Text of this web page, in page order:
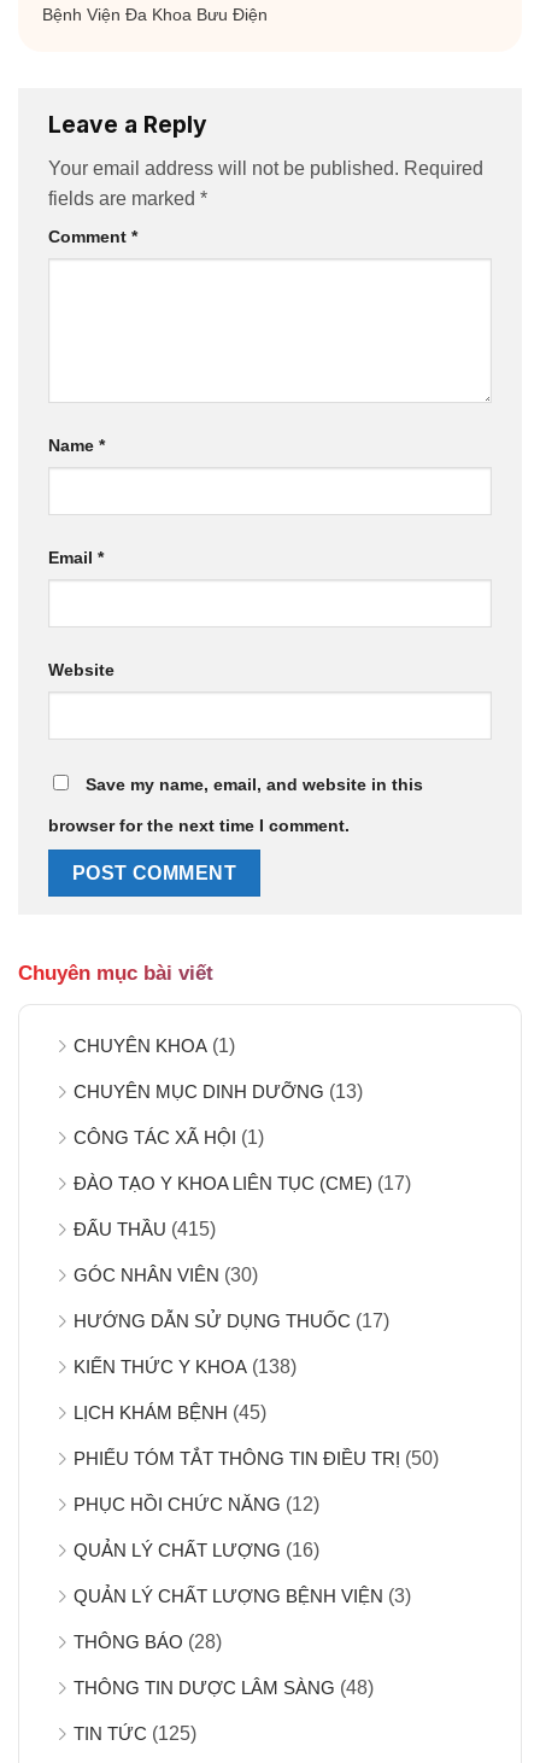
Bệnh Viện Đa Khoa Bưu Điện
Leave a Reply
Your email address will not be published. Required
fields are marked *
Comment *
Name *
Email *
Website
Save my name, email, and website in this
browser for the next time I comment.
Chuyên mục bài viết
CHUYÊN KHOA (1)
CHUYÊN MỤC DINH DƯỠNG (13)
CÔNG TÁC XÃ HỘI (1)
ĐÀO TẠO Y KHOA LIÊN TỤC (CME) (17)
ĐẤU THẦU (415)
GÓC NHÂN VIÊN (30)
HƯỚNG DẪN SỬ DỤNG THUỐC (17)
KIẾN THỨC Y KHOA (138)
LỊCH KHÁM BỆNH (45)
PHIẾU TÓM TẮT THÔNG TIN ĐIỀU TRỊ (50)
PHỤC HỒI CHỨC NĂNG (12)
QUẢN LÝ CHẤT LƯỢNG (16)
QUẢN LÝ CHẤT LƯỢNG BỆNH VIỆN (3)
THÔNG BÁO (28)
THÔNG TIN DƯỢC LÂM SÀNG (48)
TIN TỨC (125)